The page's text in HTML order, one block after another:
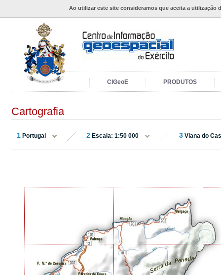
Ao utilizar este site consideramos que aceita a utilização
CIGeoE PRODUTOS
Cartografia
1 Portugal 2 Escala: 1:50 000 3 Viana do